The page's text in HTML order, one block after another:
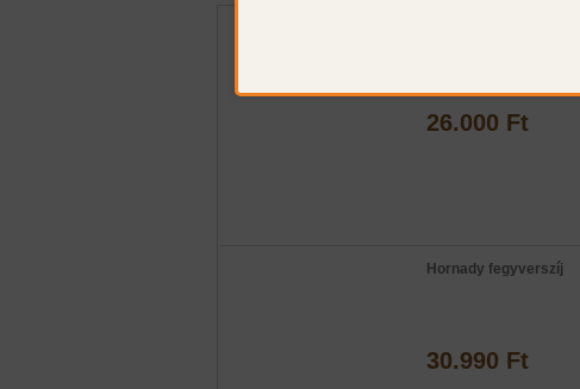
26.000 Ft
Hornady fegyverszíj
30.990 Ft